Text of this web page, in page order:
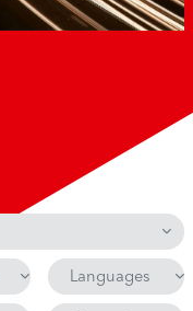
Languages